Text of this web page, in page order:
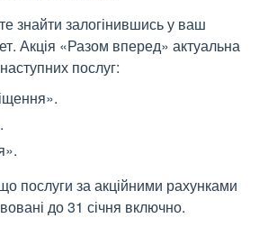
знайти залогінившись у ваш
Акція «Разом вперед» актуальна
послуг:
послуги за акційними рахунками
до 31 січня включно.